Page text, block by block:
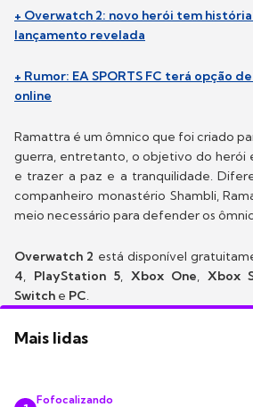
+ Overwatch 2: novo herói tem
lançamento revelada
+ Rumor: EA SPORTS FC terá opção
online
Ramattra é um ômnico que foi criado
guerra, entretanto, o objetivo do herói
e trazer a paz e a tranquilidade.
companheiro monastério Shambli,
meio necessário para defender os
Overwatch 2 está disponível
4, PlayStation 5, Xbox One, Xbox
Switch e PC.
Mais lidas
Fofocalizando